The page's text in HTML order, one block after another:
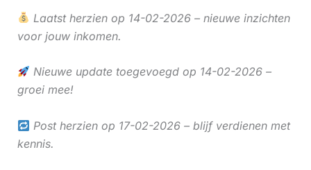
Laatst herzien op 14-02-2026 – nieuwe inzichten
voor jouw inkomen.
Nieuwe update toegevoegd op 14-02-2026 –
groei mee!
Post herzien op 17-02-2026 – blijf verdienen met
kennis.